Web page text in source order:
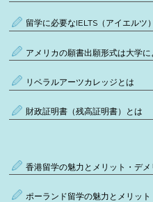
留学に必要なIELTS（アイエルツ
アメリカの願書出願形式は大学
リベラルアーツカレッジとは
財政証明書（残高証明書）とは
香港留学の魅力とメリット・デメ
ポーランド留学の魅力とメリット